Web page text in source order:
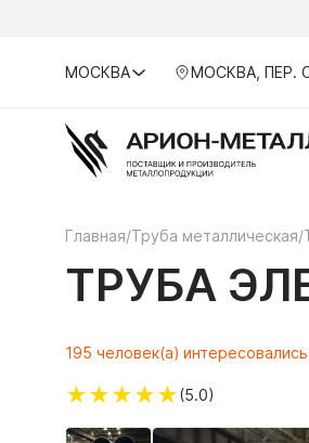
МОСКВА МОСКВА, ПЕР.
Главная/Труба металлическая/
ТРУБА
195 человек(а)
★★★★★(5.0)